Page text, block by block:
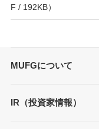
F / 192KB）
MUFGについて
トップメッセージ
IR（投資家情報）